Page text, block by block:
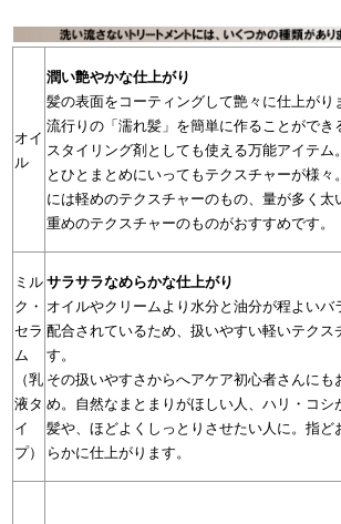
オイ
ル
潤い艶やかな仕上がり
髪の表面をコーティングして艶々に仕上がり
流行りの「濡れ髪」を簡単に作ることができ
スタイリング剤としても使える万能アイテム
とひとまとめにいってもテクスチャーが様々
には軽めのテクスチャーのもの、量が多く太
重めのテクスチャーのものがおすすめです。
ミル
ク・
セラ
ム
（乳
液タ
イ
プ）
サラサラなめらかな仕上がり
オイルやクリームより水分と油分が程よいバ
配合されているため、扱いやすい軽いテクス
す。
その扱いやすさからへアケア初心者さんにも
め。自然なまとまりがほしい人、ハリ・コシ
髪や、ほどよくしっとりさせたい人に。指ど
らかに仕上がります。